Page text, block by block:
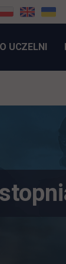
KARCIE
O UCZELNI